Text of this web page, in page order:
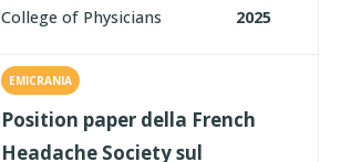
College of Physicians
2025
EMICRANIA
Position paper della French
Headache Society sul